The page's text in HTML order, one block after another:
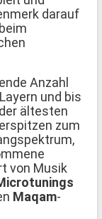
darauf
Anzahl
und bis
ältesten
zum
von Musik
Maqam-